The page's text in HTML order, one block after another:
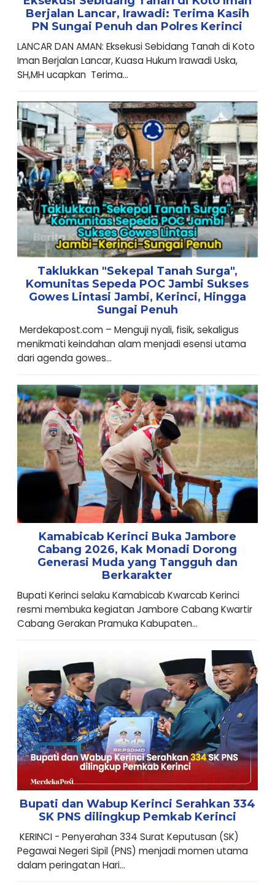
Berjalan Lancar, Irawadi: Terima Kasih
PN Sungai Penuh dan Polres Kerinci
LANCAR DAN AMAN: Eksekusi Sebidang Tanah di Koto
Iman Berjalan Lancar, Kuasa Hukum Irawadi Uska,
SH,MH ucapkan Terima...
Taklukkan "Sekepal Tanah Surga",
Komunitas Sepeda POC Jambi Sukses
Gowes Lintasi Jambi, Kerinci, Hingga
Sungai Penuh
Merdekapost.com – Menguji nyali, fisik, sekaligus
menikmati keindahan alam menjadi esensi utama
dari agenda gowes...
Kamabicab Kerinci Buka Jambore
Cabang 2026, Kak Monadi Dorong
Generasi Muda yang Tangguh dan
Berkarakter
Bupati Kerinci selaku Kamabicab Kwarcab Kerinci
resmi membuka kegiatan Jambore Cabang Kwartir
Cabang Gerakan Pramuka Kabupaten...
Bupati dan Wabup Kerinci Serahkan 334
SK PNS dilingkup Pemkab Kerinci
KERINCI - Penyerahan 334 Surat Keputusan (SK)
Pegawai Negeri Sipil (PNS) menjadi momen utama
dalam peringatan Hari...